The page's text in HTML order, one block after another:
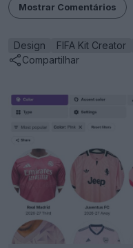
Mostrar Comentários
Design FIFA Kit Creator
Compartilhar